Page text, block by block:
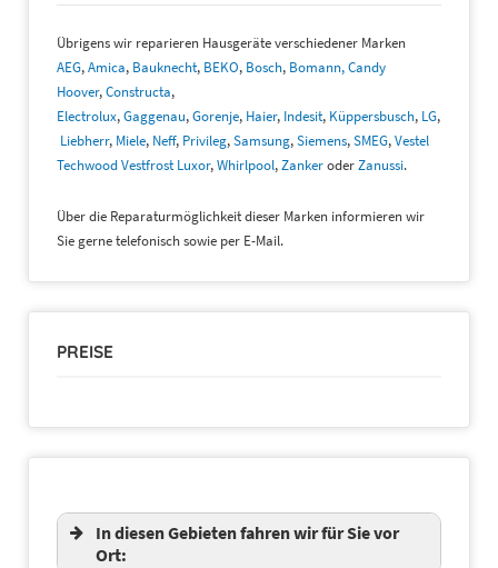
Übrigens wir reparieren Hausgeräte verschiedener Marken
AEG,Amica, Bauknecht, BEKO, Bosch, Bomann,Candy
Hoover,Constructa,
Electrolux,Gaggenau,Gorenje, Haier, Indesit, Küppersbusch, LG,
Liebherr, Miele, Neff, Privileg,Samsung,Siemens,SMEG,Vestel
Techwood Vestfrost Luxor,Whirlpool,ZankeroderZanussi.
Über die Reparaturmöglichkeit dieser Marken informieren wir
Sie gerne telefonisch sowie per E-Mail.
PREISE
In diesen Gebieten fahren wir für Sie vor
Ort: